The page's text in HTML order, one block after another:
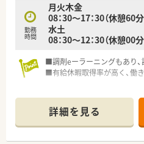
勤務
時間
月火木金
08：30～17：30（休憩60分
水土
08：30～12：30（休憩00分
■調剤eーラーニングもあり、
■有給休暇取得率が高く、働
詳細を見る